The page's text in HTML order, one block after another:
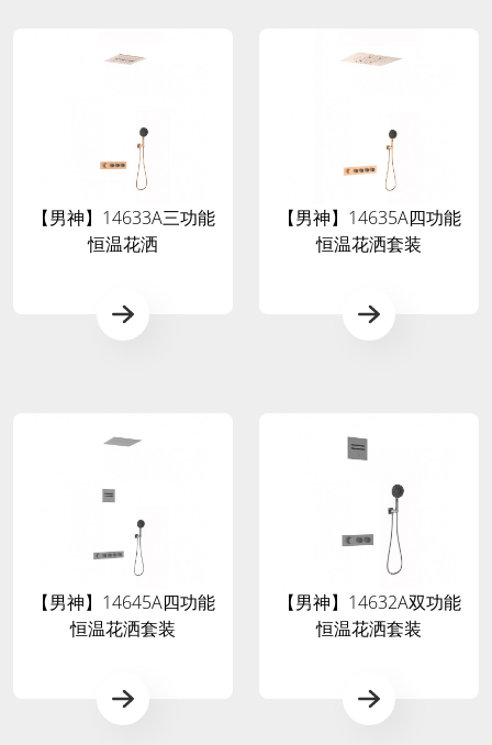
【男神】14633A三功能
恒温花洒
【男神】14635A四功能
恒温花洒套装
【男神】14645A四功能
恒温花洒套装
【男神】14632A双功能
恒温花洒套装